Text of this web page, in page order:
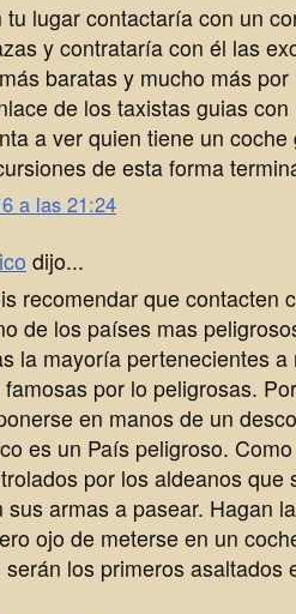
tu lugar contactaría con un
y contrataría con él las
baratas y mucho más
de los taxistas guias
a ver quien tiene un
de esta forma
a las 21:24
dijo...
recomendar que contacten
de los países mas
la mayoría pertenecientes
por lo peligrosas.
en manos de un
es un País peligroso.
por los aldeanos que
sus armas a pasear. Hagan
ojo de meterse en un
los primeros asaltados